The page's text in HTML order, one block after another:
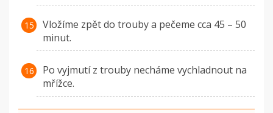
Vložíme zpět do trouby a pečeme cca 45 – 50
minut.
Po vyjmutí z trouby necháme vychladnout na
mřížce.